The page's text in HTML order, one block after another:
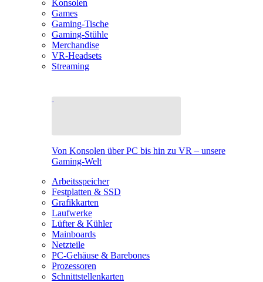
Konsolen
Games
Gaming-Tische
Gaming-Stühle
Merchandise
VR-Headsets
Streaming
Von Konsolen über PC bis hin zu VR – unsere
Gaming-Welt
Arbeitsspeicher
Festplatten & SSD
Grafikkarten
Laufwerke
Lüfter & Kühler
Mainboards
Netzteile
PC-Gehäuse & Barebones
Prozessoren
Schnittstellenkarten